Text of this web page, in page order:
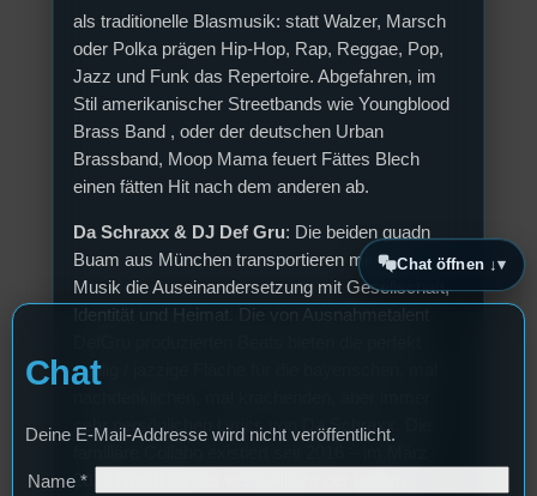
als traditionelle Blasmusik: statt Walzer, Marsch
oder Polka prägen Hip-Hop, Rap, Reggae, Pop,
Jazz und Funk das Repertoire. Abgefahren, im
Stil amerikanischer Streetbands wie Youngblood
Brass Band , oder der deutschen Urban
Brassband, Moop Mama feuert Fättes Blech
einen fätten Hit nach dem anderen ab.
Da Schraxx & DJ Def Gru: Die beiden guadn
Buam aus München transportieren mit ihrer
Musik die Auseinandersetzung mit Gesellschaft,
Identität und Heimat. Die von Ausnahmetalent
soulig / jazzige Fläche für die bayerischen, mal
sehr persönlichen Lyrics von Da Schraxx. Die
2018 hinterließ das erste Album der beiden
Chat öffnen ↓
Chat
Deine E-Mail-Addresse wird nicht veröffentlicht.
Name *